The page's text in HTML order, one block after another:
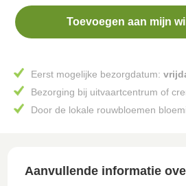
Toevoegen aan mijn
Eerst mogelijke bezorgdatum:
Bezorging bij uitvaartcentrum of
Door de lokale rouwbloemen
Aanvullende informatie